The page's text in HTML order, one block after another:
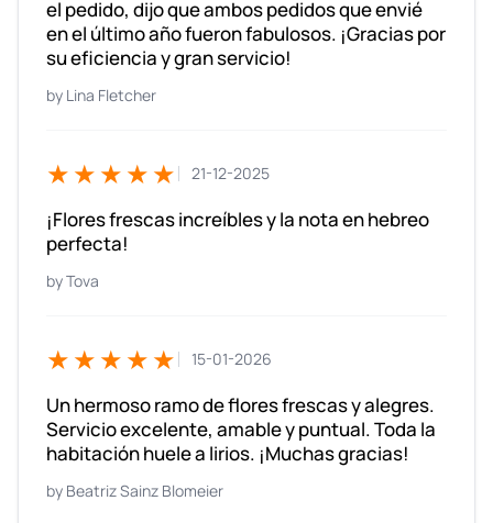
el pedido, dijo que ambos pedidos que envié
en el último año fueron fabulosos. ¡Gracias por
su eficiencia y gran servicio!
Lina Fletcher
★★★★★ 21-12-2025
¡Flores frescas increíbles y la nota en hebreo
perfecta!
Tova
★★★★★ 15-01-2026
Un hermoso ramo de flores frescas y alegres.
Servicio excelente, amable y puntual. Toda la
habitación huele a lirios. ¡Muchas gracias!
Beatriz Sainz Blomeier